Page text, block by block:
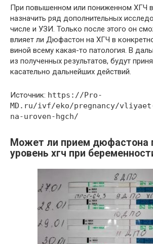
При повышенном или пониженном ХГЧ
назначить ряд дополнительных
числе и УЗИ. Только после этого он
влияет ли Дюфастон на ХГЧ в
виной всему какая-то патология. В
из полученных результатов, будут
касательно дальнейших действий.
Источник: https://Pro-
MD.ru/ivf/eko/pregnancy/
na-uroven-hgch/
Может ли прием дюфастона
уровень хгч при